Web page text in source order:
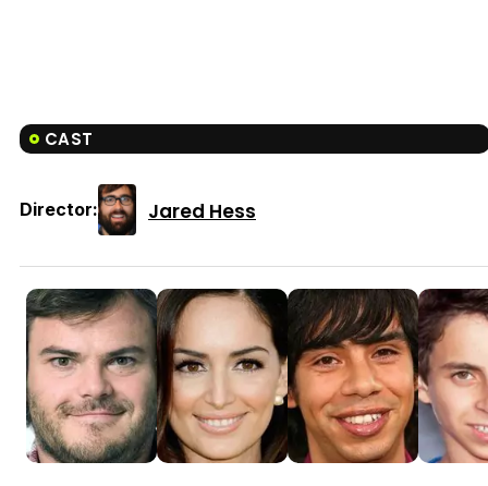
CAST
Director: Jared Hess